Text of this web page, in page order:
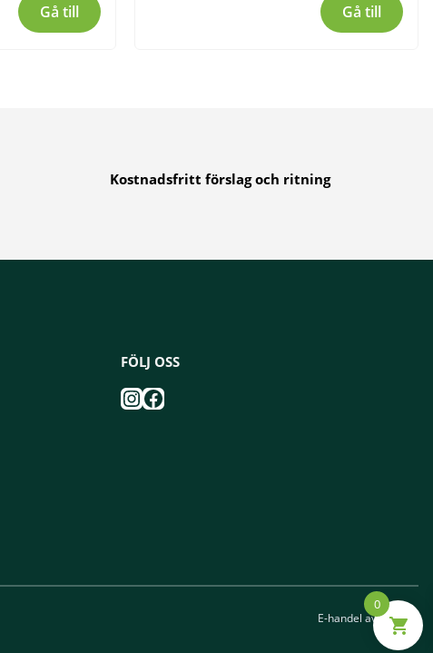
Gå till Gå till
Kostnadsfritt förslag och ritning
FÖLJ OSS
Instagram
Facebook
E-handel avViström
0